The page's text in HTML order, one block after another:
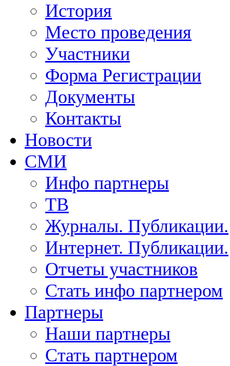
История
Место проведения
Участники
Форма Регистрации
Документы
Контакты
Новости
СМИ
Инфо партнеры
ТВ
Журналы. Публикации.
Интернет. Публикации.
Отчеты участников
Стать инфо партнером
Партнеры
Наши партнеры
Стать партнером